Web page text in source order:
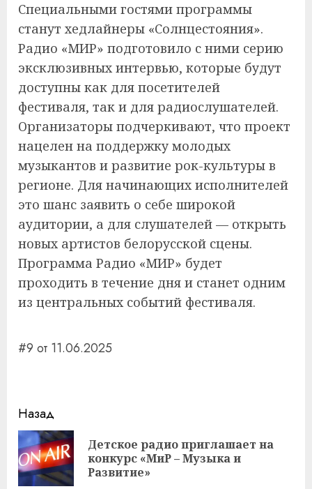
Специальными гостями программы
станут хедлайнеры «Солнцестояния».
Радио «МИР» подготовило с ними серию
эксклюзивных интервью, которые будут
доступны как для посетителей
фестиваля, так и для радиослушателей.
Организаторы подчеркивают, что проект
нацелен на поддержку молодых
музыкантов и развитие рок-культуры в
регионе. Для начинающих исполнителей
это шанс заявить о себе широкой
аудитории, а для слушателей — открыть
новых артистов белорусской сцены.
Программа Радио «МИР» будет
проходить в течение дня и станет одним
из центральных событий фестиваля.
#9 от 11.06.2025
Навигация
записи
Назад
Детское радио приглашает на
конкурс «МиР – Музыка и
Развитие»